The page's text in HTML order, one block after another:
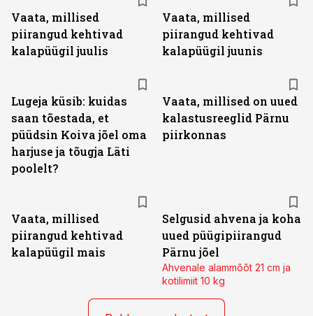
Vaata, millised
piirangud kehtivad
kalapüügil juulis
Vaata, millised
piirangud kehtivad
kalapüügil juunis
Lugeja küsib: kuidas
saan tõestada, et
püüdsin Koiva jõel oma
harjuse ja tõugja Läti
poolelt?
Vaata, millised on uued
kalastusreeglid Pärnu
piirkonnas
Vaata, millised
piirangud kehtivad
kalapüügil mais
Selgusid ahvena ja koha
uued püügipiirangud
Pärnu jõel
Ahvenale alammõõt 21 cm ja
kotilimiit 10 kg